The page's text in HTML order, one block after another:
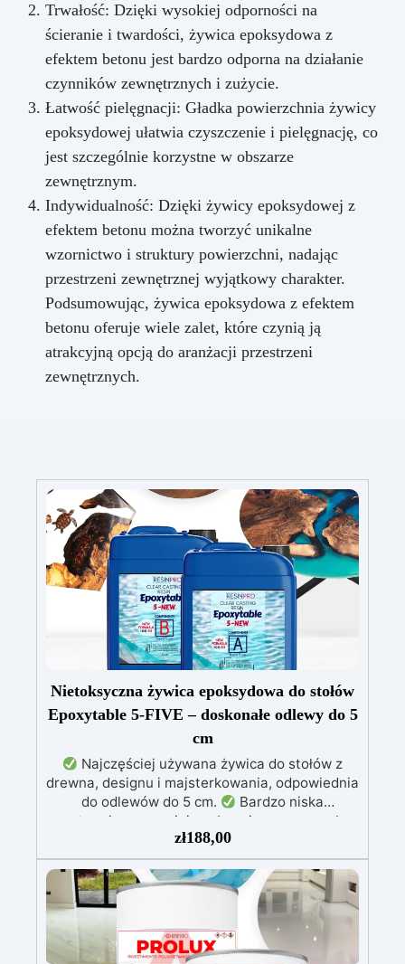
Trwałość: Dzięki wysokiej odporności na
ścieranie i twardości, żywica epoksydowa z
efektem betonu jest bardzo odporna na działanie
czynników zewnętrznych i zużycie.
Łatwość pielęgnacji: Gładka powierzchnia żywicy
epoksydowej ułatwia czyszczenie i pielęgnację, co
jest szczególnie korzystne w obszarze
zewnętrznym.
Indywidualność: Dzięki żywicy epoksydowej z
efektem betonu można tworzyć unikalne
wzornictwo i struktury powierzchni, nadając
przestrzeni zewnętrznej wyjątkowy charakter.
Podsumowując, żywica epoksydowa z efektem
betonu oferuje wiele zalet, które czynią ją
atrakcyjną opcją do aranżacji przestrzeni
zewnętrznych.
Nietoksyczna żywica epoksydowa do stołów
Epoxytable 5-FIVE – doskonałe odlewy do 5
cm
Najczęściej używana żywica do stołów z
drewna, designu i majsterkowania, odpowiednia
do odlewów do 5 cm.
Bardzo niska
egzotermia zapewniająca bezpieczną pracę bez
Odporna na zarysowania i
żółknięcie dzięki filtrom UV i wysokiej jakości
mechanicznej.
Niska lepkość, eliminująca
pęcherzyki powietrza i zapewniająca gładkie
wykończenie.
Bezpieczna i nietoksyczna,
wolna od BPA/VOC, certyfikowana do
długotrwałego kontaktu ze skórą.
zł188,00